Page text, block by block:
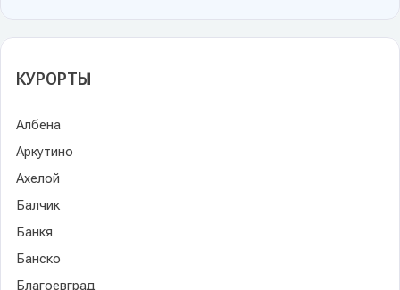
КУРОРТЫ
Албена
Аркутино
Ахелой
Балчик
Банкя
Банско
Благоевград